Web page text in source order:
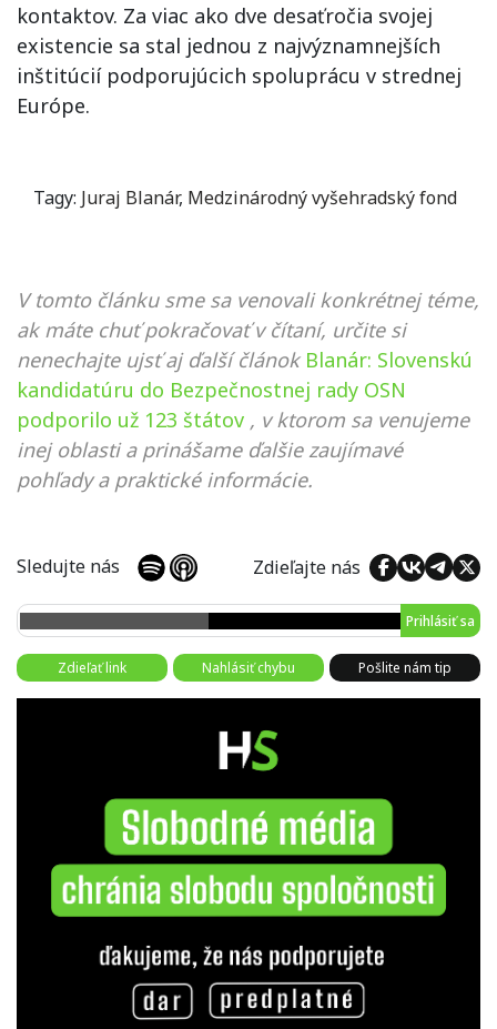
kontaktov. Za viac ako dve desaťročia svojej
existencie sa stal jednou z najvýznamnejších
inštitúcií podporujúcich spoluprácu v strednej
Európe.
Tagy: Juraj Blanár, Medzinárodný vyšehradský fond
V tomto článku sme sa venovali konkrétnej téme,
ak máte chuť pokračovať v čítaní, určite si
nenechajte ujsť aj ďalší článok Blanár: Slovenskú
kandidatúru do Bezpečnostnej rady OSN
podporilo už 123 štátov , v ktorom sa venujeme
inej oblasti a prinášame ďalšie zaujímavé
pohľady a praktické informácie.
Sledujte nás Zdieľajte nás
Prihlásiť sa
Zdieľať link Nahlásiť chybu Pošlite nám tip